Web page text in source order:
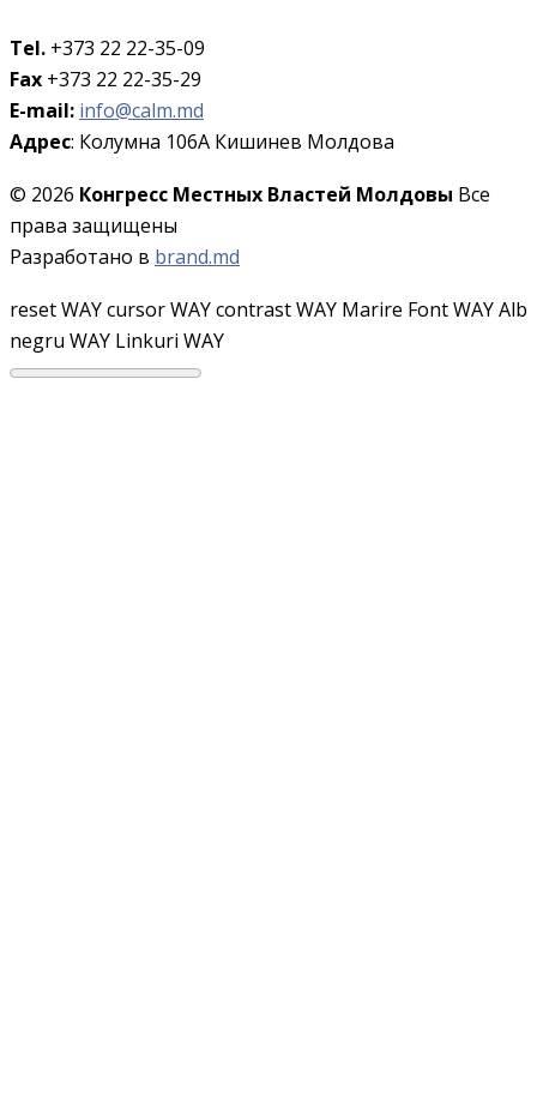
Tel. +373 22 22-35-09
Fax +373 22 22-35-29
E-mail: info@calm.md
Адрес: Колумна 106A Кишинев Молдова
© 2026 Конгресс Местных Властей Молдовы Все
права защищены
Разработано в brand.md
reset WAYcursor WAYcontrast WAY Marire Font WAYAlb
negru WAY Linkuri WAY